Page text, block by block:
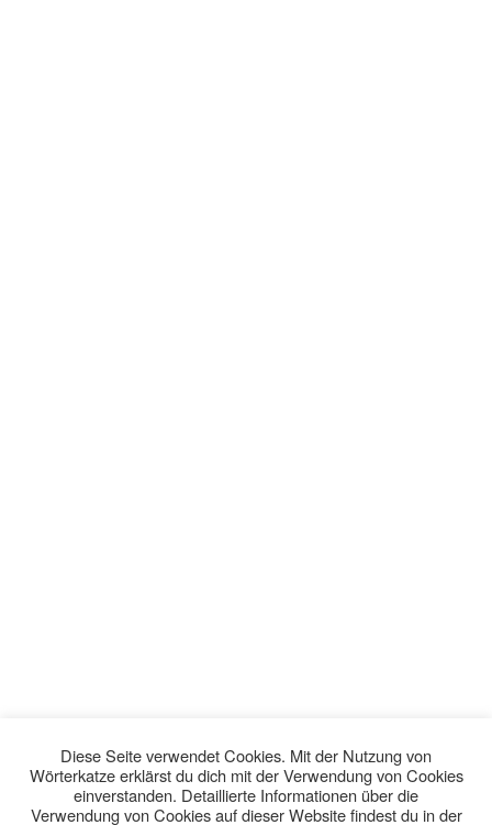
Diese Seite verwendet Cookies. Mit der Nutzung von
Wörterkatze erklärst du dich mit der Verwendung von Cookies
einverstanden. Detaillierte Informationen über die
Verwendung von Cookies auf dieser Website findest du in der